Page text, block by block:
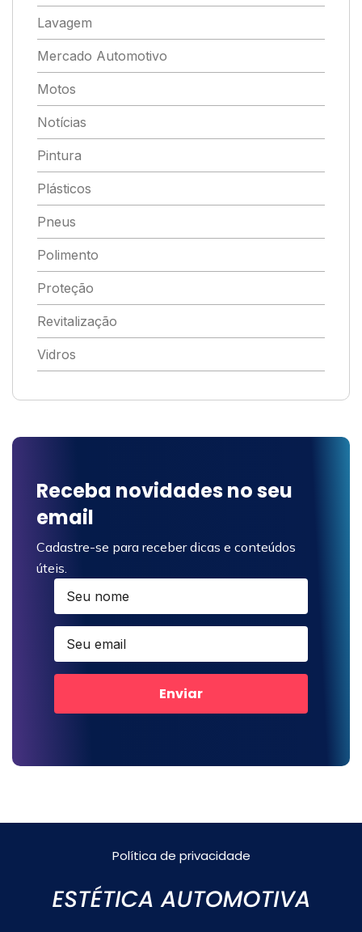
Lavagem
Mercado Automotivo
Motos
Notícias
Pintura
Plásticos
Pneus
Polimento
Proteção
Revitalização
Vidros
Receba novidades no seu
email
Cadastre-se para receber dicas e conteúdos
úteis.
Enviar
Política de privacidade